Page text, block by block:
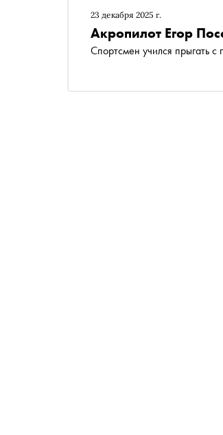
23 декабря 2025 г.
Акропилот Егор
Спортсмен учился прыгать